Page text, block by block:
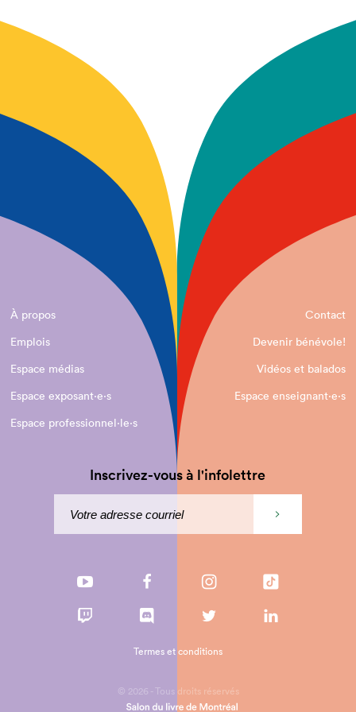
À propos
Contact
Emplois
Devenir bénévole!
Espace médias
Vidéos et balados
Espace exposant·e⋅s
Espace enseignant·e⋅s
Espace professionnel·le⋅s
Inscrivez-vous à l'infolettre
© 2026 - Tous droits réservés
Termes et conditions